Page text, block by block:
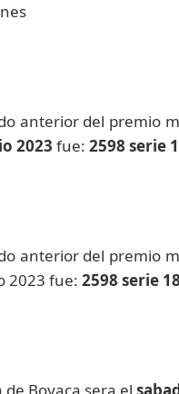
anterior del premio
2023 fue:2598 serie
anterior del premio
2023 fue:2598 serie